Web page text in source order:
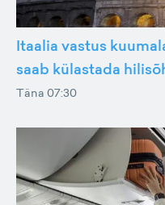
Itaalia vastus
saab külastada
Täna 07:30